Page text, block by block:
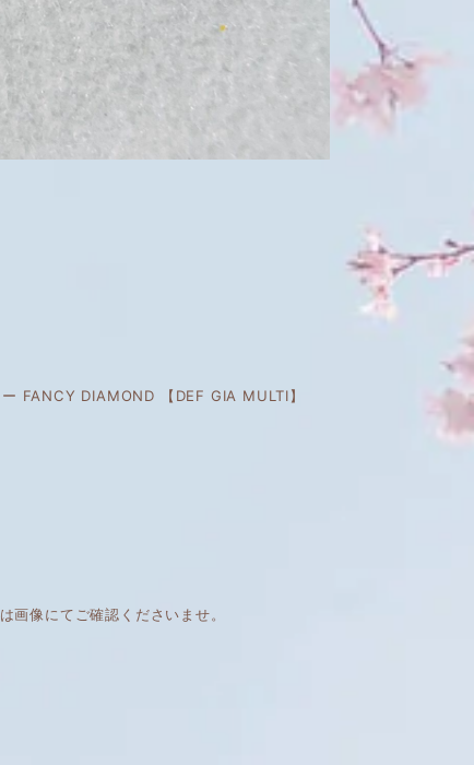
FANCY DIAMOND 【DEF GIA MULTI】
画像にてご確認くださいませ。